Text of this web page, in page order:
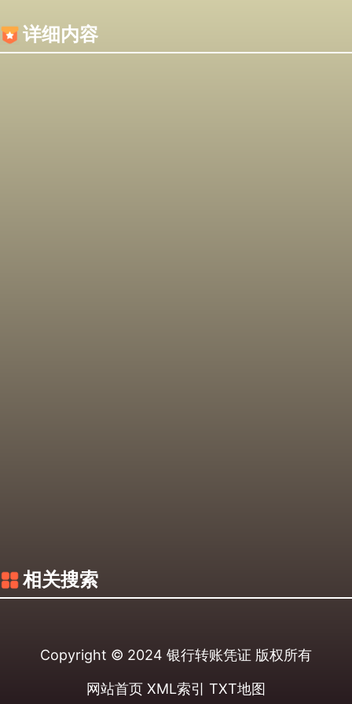
详细内容
相关搜索
Copyright © 2024 银行转账凭证 版权所有
网站首页 XML索引 TXT地图